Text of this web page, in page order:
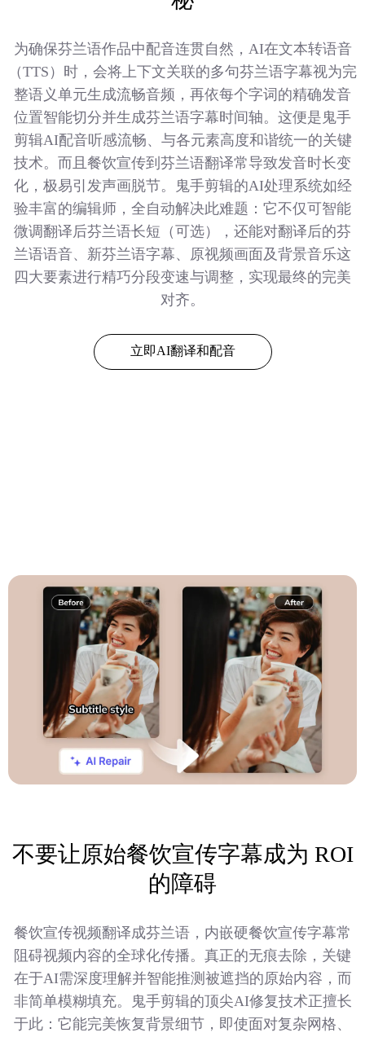
为确保芬兰语作品中配音连贯自然，AI在文本转语音
（TTS）时，会将上下文关联的多句芬兰语字幕视为完
整语义单元生成流畅音频，再依每个字词的精确发音
位置智能切分并生成芬兰语字幕时间轴。这便是鬼手
剪辑AI配音听感流畅、与各元素高度和谐统一的关键
技术。而且餐饮宣传到芬兰语翻译常导致发音时长变
化，极易引发声画脱节。鬼手剪辑的AI处理系统如经
验丰富的编辑师，全自动解决此难题：它不仅可智能
微调翻译后芬兰语长短（可选），还能对翻译后的芬
兰语语音、新芬兰语字幕、原视频画面及背景音乐这
四大要素进行精巧分段变速与调整，实现最终的完美
对齐。
立即AI翻译和配音
不要让原始餐饮宣传字幕成为 ROI
的障碍
餐饮宣传视频翻译成芬兰语，内嵌硬餐饮宣传字幕常
阻碍视频内容的全球化传播。真正的无痕去除，关键
在于AI需深度理解并智能推测被遮挡的原始内容，而
非简单模糊填充。鬼手剪辑的顶尖AI修复技术正擅长
于此：它能完美恢复背景细节，即使面对复杂网格、